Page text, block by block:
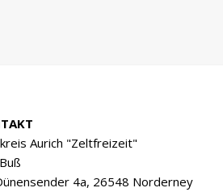
Aurich "Zeltfreizeit"
4a, 26548 Norderney